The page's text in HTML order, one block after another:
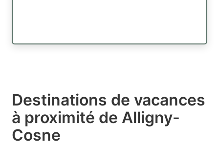
Destinations de vacances
à proximité de Alligny-
Cosne